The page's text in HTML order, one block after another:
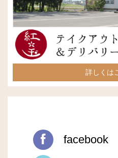
詳しくは
facebook